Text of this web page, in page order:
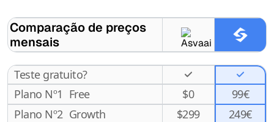
Comparação de preços
mensais
Teste gratuito?
Plano Nº1 Free $0
99€
Plano Nº2 Growth $299
249€